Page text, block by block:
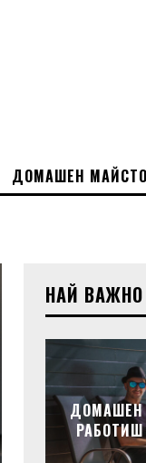
ДОМАШЕН
НАЙ ВАЖНО
ДОМАШЕН